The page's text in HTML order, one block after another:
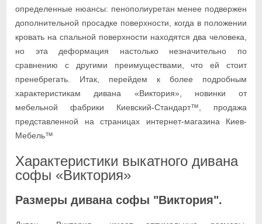
определенные нюансы: пенополиуретан менее подвержен
дополнительной просадке поверхности, когда в положении
кровать на спальной поверхности находятся два человека,
но эта деформация настолько незначительно по
сравнению с другими преимуществами, что ей стоит
пренебрегать. Итак, перейдем к более подробным
характеристикам дивана «Виктория», новинки от
мебельной фабрики Киевский-Стандарт™, продажа
представленной на страницах интернет-магазина Киев-
Мебель™
Характеристики выкатного дивана
софы «Виктория»
Размеры дивана софы "Виктория".